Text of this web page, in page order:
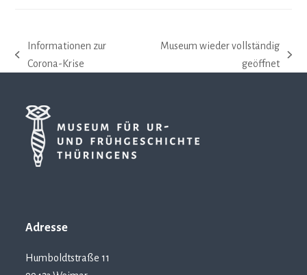
vorheriger
Informationen zur
Corona-Krise
Museum wieder vollständig
geöffnet
Adresse
Humboldtstraße 11